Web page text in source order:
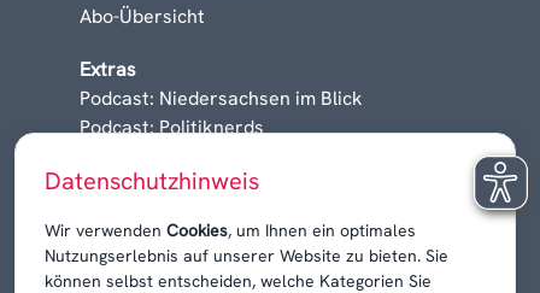
Datenschutzhinweis
Wir verwenden Cookies, um Ihnen ein optimales
Nutzungserlebnis auf unserer Website zu bieten. Sie
können selbst entscheiden, welche Kategorien Sie
Abo-Übersicht
Extras
Podcast: Niedersachsen im Blick
Podcast: Politiknerds
Karrieren, Krisen & Kontroversen